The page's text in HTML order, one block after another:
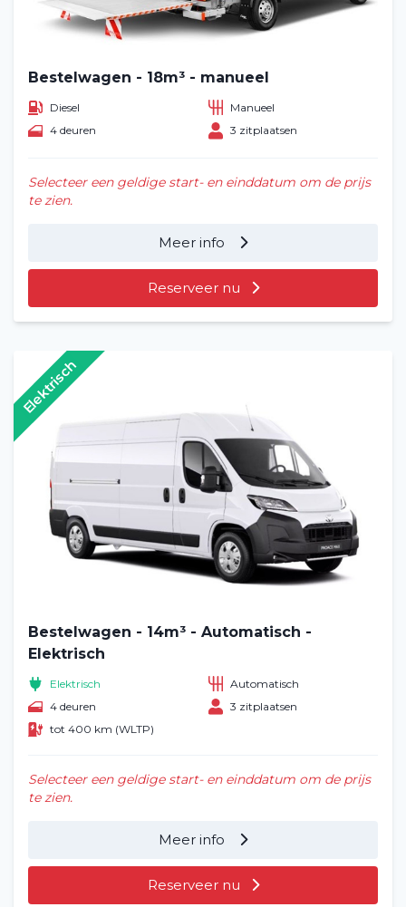
Bestelwagen - 18m³ - manueel
Diesel
Manueel
4 deuren
3 zitplaatsen
Selecteer een geldige start- en einddatum om de prijs
te zien.
Meer info
Reserveer nu
Bestelwagen - 14m³ - Automatisch -
Elektrisch
Elektrisch
Automatisch
4 deuren
3 zitplaatsen
tot 400 km (WLTP)
Selecteer een geldige start- en einddatum om de prijs
te zien.
Meer info
Reserveer nu
Elektrisch